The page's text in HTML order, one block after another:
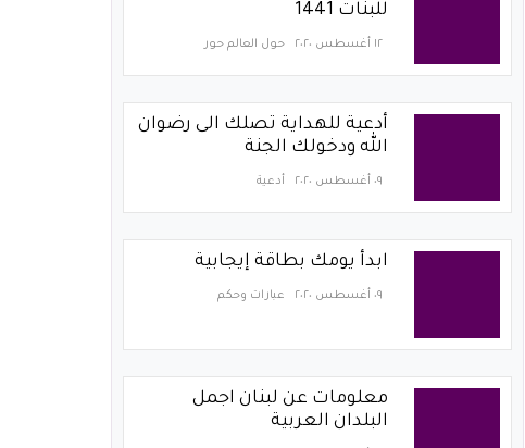
للبنات 1441
١٢ أغسطس ٢٠٢٠ حول العالم حور
أدعية للهداية تصلك الى رضوان
الله ودخولك الجنة
٠٩ أغسطس ٢٠٢٠ أدعية
ابدأ يومك بطاقة إيجابية
٠٩ أغسطس ٢٠٢٠ عبارات وحكم
معلومات عن لبنان اجمل
البلدان العربية